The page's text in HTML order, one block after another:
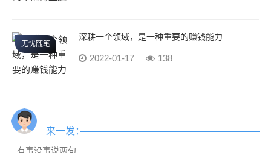
无忧随笔
深耕一个领域，是一种重要的赚钱能力
2022-01-17 138
来一发：